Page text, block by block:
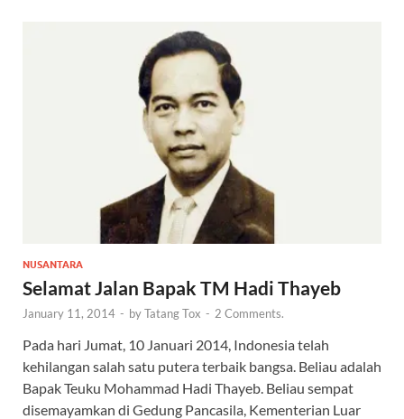
NUSANTARA
Selamat Jalan Bapak TM Hadi Thayeb
January 11, 2014 - byTatang Tox - 2 Comments.
Pada hari Jumat, 10 Januari 2014, Indonesia telah
kehilangan salah satu putera terbaik bangsa. Beliau adalah
Bapak Teuku Mohammad Hadi Thayeb. Beliau sempat
disemayamkan di Gedung Pancasila, Kementerian Luar